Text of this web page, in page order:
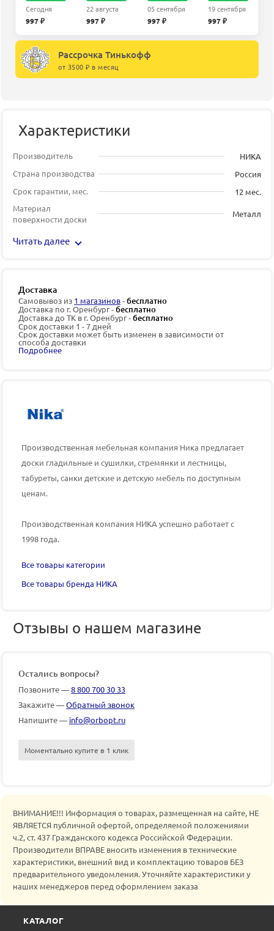
Сегодня
997 ₽
22 августа
997 ₽
05 сентября
997 ₽
19 сентября
997 ₽
Рассрочка Тинькофф
от 3500 ₽ в месяц
Характеристики
Производитель
НИКА
Страна производства
Россия
Срок гарантии, мес.
12 мес.
Материал
поверхности доски
Металл
Читать далее
Доставка
Самовывоз из 1 магазинов-бесплатно
Доставка по г. Оренбург -бесплатно
Доставка до ТК в г. Оренбург -бесплатно
Срок доставки 1 - 7 дней
Срок доставки может быть изменен в зависимости от
способа доставки
Подробнее
Производственная мебельная компания Ника предлагает
доски гладильные и сушилки, стремянки и лестницы,
табуреты, санки детские и детскую мебель по доступным
ценам.
Производственная компания НИКА успешно работает с
1998 года.
Все товары категории
Все товары бренда НИКА
Отзывы о нашем магазине
Остались вопросы?
Позвоните —8 800 700 30 33
Закажите —Обратный звонок
Напишите — info@orbopt.ru
Моментально купите в 1 клик
ВНИМАНИЕ!!! Информация о товарах, размещенная на сайте, НЕ
ЯВЛЯЕТСЯ публичной офертой, определяемой положениями
ч.2, ст. 437 Гражданского кодекса Российской Федерации.
Производители ВПРАВЕ вносить изменения в технические
характеристики, внешний вид и комплектацию товаров БЕЗ
предварительного уведомления. Уточняйте характеристики у
наших менеджеров перед оформлением заказа
КАТАЛОГ